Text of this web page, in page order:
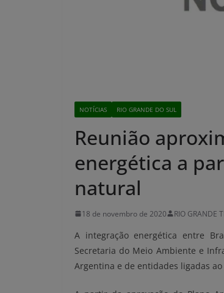
NOTÍCIAS RIO GRANDE DO SUL
Reunião
energética a
natural
18 de novembro de 2020 RIO GRANDE
A integração energética entre
Secretaria do Meio Ambiente e
Argentina e de entidades ligadas